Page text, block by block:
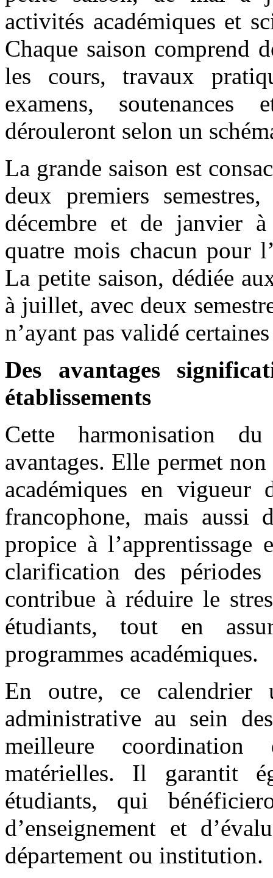
activités académiques et
Chaque saison comprend
les cours, travaux
examens,
dérouleront selon un
La grande saison est
deux premiers
décembre et de janvier
quatre mois chacun pour
La petite saison, dédiée
à juillet, avec deux
n’ayant pas validé
Des avantages
établissements
Cette harmonisation
avantages. Elle permet
académiques en vigueur
francophone, mais aussi
propice à
clarification des périodes
contribue à réduire le
étudiants, tout en
programmes académiques.
En outre, ce calendrier
administrative au sein
meilleure coordination
matérielles. Il garantit
étudiants, qui
d’enseignement et
département ou institution.